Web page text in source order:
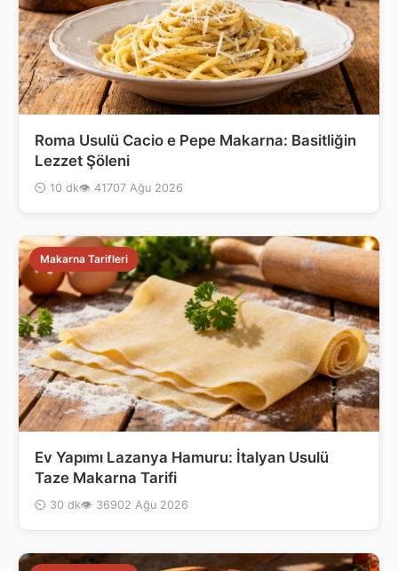
Roma Usulü Cacio e Pepe Makarna: Basitliğin
Lezzet Şöleni
⏲ 10 dk👁 41707 Ağu 2026
Makarna Tarifleri
Ev Yapımı Lazanya Hamuru: İtalyan Usulü
Taze Makarna Tarifi
⏲ 30 dk👁 36902 Ağu 2026